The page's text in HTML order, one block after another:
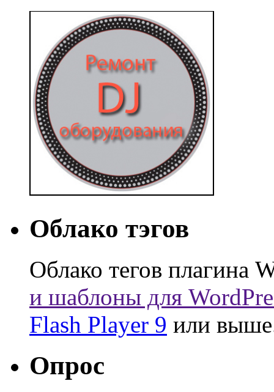
Облако тэгов
Облако тегов плагина
и шаблоны для
Flash Player 9 или
Опрос